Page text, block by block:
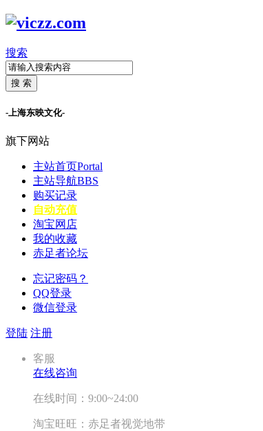
搜索
搜 索
-上海东映文化-
旗下网站
主站首页Portal
主站导航BBS
购买记录
自动充值
淘宝网店
我的收藏
赤足者论坛
忘记密码？
QQ登录
微信登录
登陆 注册
客服
在线咨询
在线时间：9:00~24:00
淘宝旺旺：赤足者视觉地带